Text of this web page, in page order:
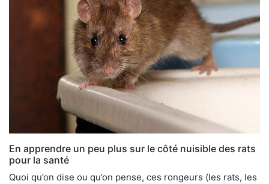
En apprendre un peu plus sur le côté nuisible des rats
pour la santé
Quoi qu’on dise ou qu’on pense, ces rongeurs (les rats, les